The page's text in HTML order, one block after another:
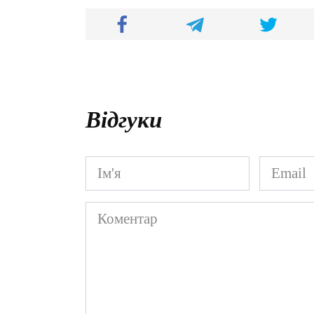
Відгуки
Ім'я
*
Email
*
Коментар